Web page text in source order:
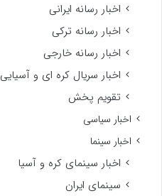
اخبار رسانه ایرانی
اخبار رسانه ترکی
اخبار رسانه خارجی
اخبار سریال کره ای و آسیایی
تقویم پخش
اخبار سیاسی
اخبار سینما
اخبار سینمای کره و آسیا
سینمای ایران